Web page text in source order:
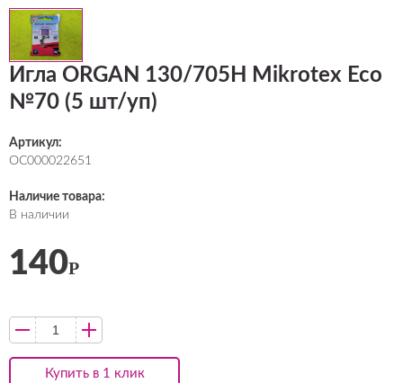
Игла ORGAN 130/705H Mikrotex Eco
№70 (5 шт/уп)
Артикул:
ОС000022651
Наличие товара:
В наличии
Купить в 1 клик
140Р